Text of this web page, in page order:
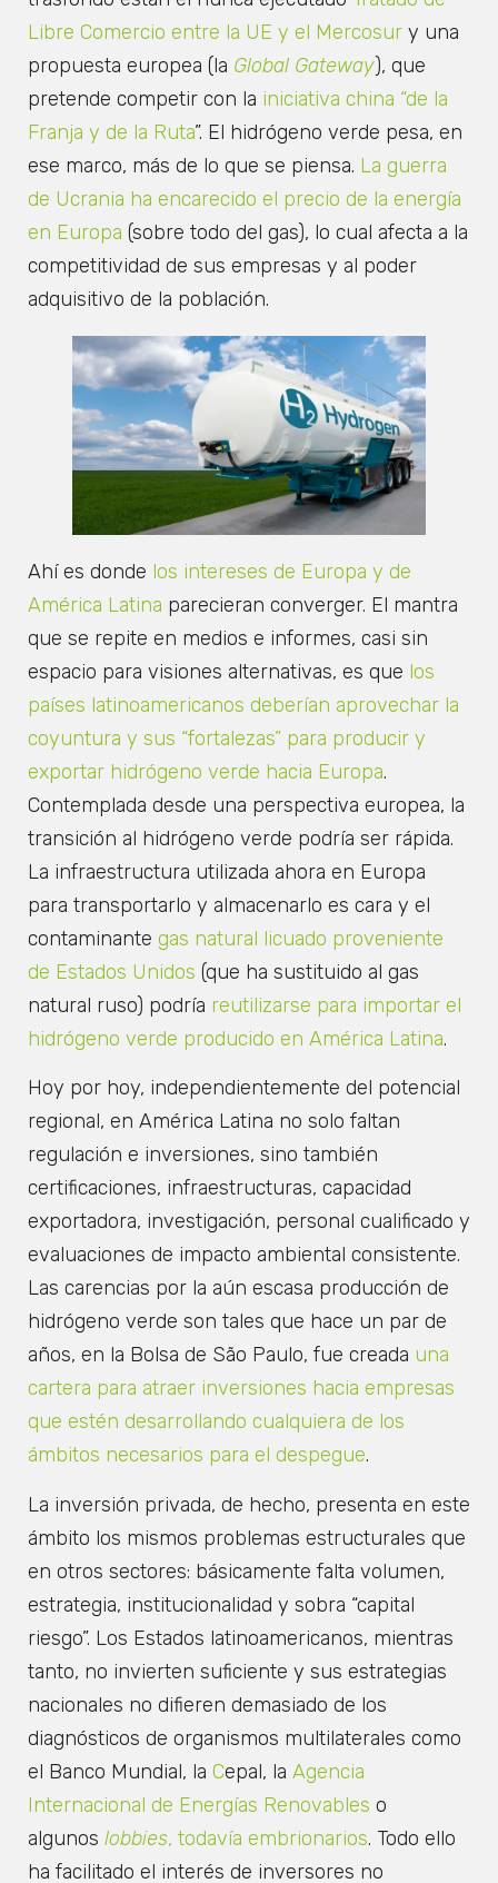
Libre Comercio entre la UE y el Mercosur y una
propuesta europea (la Global Gateway), que
pretende competir con la iniciativa china “de la
Franja y de la Ruta”. El hidrógeno verde pesa, en
ese marco, más de lo que se piensa. La guerra
de Ucrania ha encarecido el precio de la energía
en Europa (sobre todo del gas), lo cual afecta a la
competitividad de sus empresas y al poder
adquisitivo de la población.
Ahí es donde los intereses de Europa y de
América Latina parecieran converger. El mantra
que se repite en medios e informes, casi sin
espacio para visiones alternativas, es que los
países latinoamericanos deberían aprovechar la
coyuntura y sus “fortalezas” para producir y
exportar hidrógeno verde hacia Europa.
Contemplada desde una perspectiva europea, la
transición al hidrógeno verde podría ser rápida.
La infraestructura utilizada ahora en Europa
para transportarlo y almacenarlo es cara y el
contaminante gas natural licuado proveniente
de Estados Unidos (que ha sustituido al gas
natural ruso) podría reutilizarse para importar el
hidrógeno verde producido en América Latina.
Hoy por hoy, independientemente del potencial
regional, en América Latina no solo faltan
regulación e inversiones, sino también
certificaciones, infraestructuras, capacidad
exportadora, investigación, personal cualificado y
evaluaciones de impacto ambiental consistente.
Las carencias por la aún escasa producción de
hidrógeno verde son tales que hace un par de
años, en la Bolsa de São Paulo, fue creada una
cartera para atraer inversiones hacia empresas
que estén desarrollando cualquiera de los
ámbitos necesarios para el despegue.
La inversión privada, de hecho, presenta en este
ámbito los mismos problemas estructurales que
en otros sectores: básicamente falta volumen,
estrategia, institucionalidad y sobra “capital
riesgo”. Los Estados latinoamericanos, mientras
tanto, no invierten suficiente y sus estrategias
nacionales no difieren demasiado de los
diagnósticos de organismos multilaterales como
el Banco Mundial, la Cepal, la Agencia
Internacional de Energías Renovables o
algunos lobbies, todavía embrionarios. Todo ello
ha facilitado el interés de inversores no